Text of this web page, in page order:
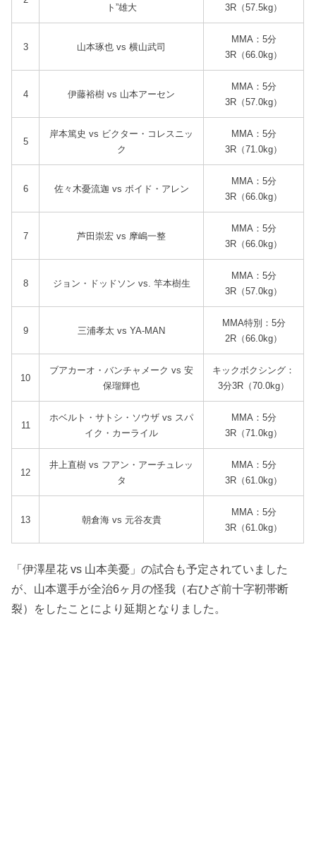
ト”雄大 3R（57.5kg）
3 山本琢也 vs 横山武司
MMA：5分
3R（66.0kg）
4 伊藤裕樹 vs 山本アーセン
MMA：5分
3R（57.0kg）
5
岸本篤史 vs ビクター・コレスニッ
ク
MMA：5分
3R（71.0kg）
6 佐々木憂流迦 vs ボイド・アレン
MMA：5分
3R（66.0kg）
7 芦田崇宏 vs 摩嶋一整
MMA：5分
3R（66.0kg）
8 ジョン・ドッドソン vs. 竿本樹生
MMA：5分
3R（57.0kg）
9 三浦孝太 vs YA-MAN
MMA特別：5分
2R（66.0kg）
10
ブアカーオ・バンチャメーク vs 安
保瑠輝也
キックボクシング：
3分3R（70.0kg）
11
ホベルト・サトシ・ソウザ vs スパ
イク・カーライル
MMA：5分
3R（71.0kg）
12
井上直樹 vs フアン・アーチュレッ
タ
MMA：5分
3R（61.0kg）
13 朝倉海 vs 元谷友貴
MMA：5分
3R（61.0kg）
「伊澤星花 vs 山本美憂」の試合も予定されていました
が、山本選手が全治6ヶ月の怪我（右ひざ前十字靭帯断
裂）をしたことにより延期となりました。